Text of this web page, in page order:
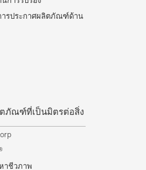
ารประกาศผลิตภัณฑ์ด้าน
ตภัณฑ์ที่เป็นมิตรต่อสิ่ง
าชีวภาพ